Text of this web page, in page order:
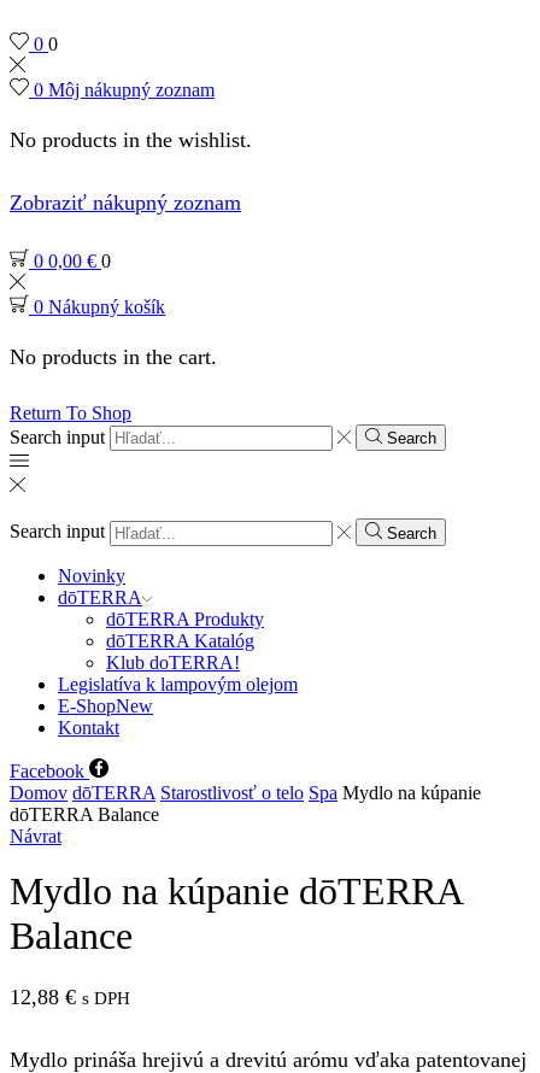
0 0
0 Môj nákupný zoznam
No products in the wishlist.
Zobraziť nákupný zoznam
0 0,00 € 0
0 Nákupný košík
No products in the cart.
Return To Shop
Search input
Search
Search input Search
Novinky
dōTERRA
dōTERRA Produkty
dōTERRA Katalóg
Klub doTERRA!
Legislatíva k lampovým olejom
E-ShopNew
Kontakt
Facebook
Domov dōTERRA Starostlivosť o telo Spa Mydlo na kúpanie
dōTERRA Balance
Návrat
Mydlo na kúpanie dōTERRA
Balance
12,88 € s DPH
Mydlo prináša hrejivú a drevitú arómu vďaka patentovanej